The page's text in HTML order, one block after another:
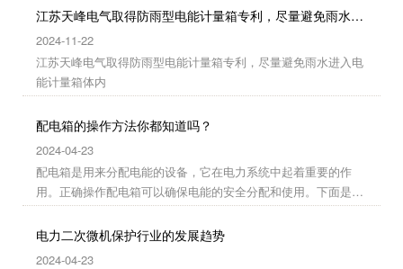
江苏天峰电气取得防雨型电能计量箱专利，尽量避免雨水进入电能计量箱体内
2024-11-22
江苏天峰电气取得防雨型电能计量箱专利，尽量避免雨水进入电
能计量箱体内
配电箱的操作方法你都知道吗？
2024-04-23
配电箱是用来分配电能的设备，它在电力系统中起着重要的作
用。正确操作配电箱可以确保电能的安全分配和使用。下面是一
些配电箱的操作方法。
电力二次微机保护行业的发展趋势
2024-04-23